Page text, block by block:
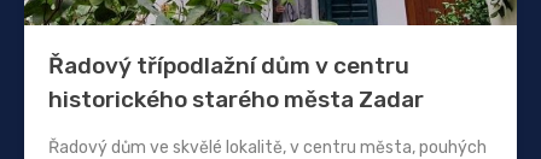
Řadový třípodlažní dům v centru
historického starého města Zadar
Řadový dům ve skvělé lokalitě, v centru města, pouhých